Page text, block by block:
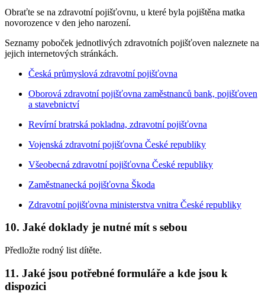
Obraťte se na zdravotní pojišťovnu, u které byla pojištěna matka
novorozence v den jeho narození.
Seznamy poboček jednotlivých zdravotních pojišťoven naleznete na
jejich internetových stránkách.
Česká průmyslová zdravotní pojišťovna
Oborová zdravotní pojišťovna zaměstnanců bank, pojišťoven
a stavebnictví
Revírní bratrská pokladna, zdravotní pojišťovna
Vojenská zdravotní pojišťovna České republiky
Všeobecná zdravotní pojišťovna České republiky
Zaměstnanecká pojišťovna Škoda
Zdravotní pojišťovna ministerstva vnitra České republiky
10. Jaké doklady je nutné mít s sebou
Předložte rodný list dítěte.
11. Jaké jsou potřebné formuláře a kde jsou k
dispozici